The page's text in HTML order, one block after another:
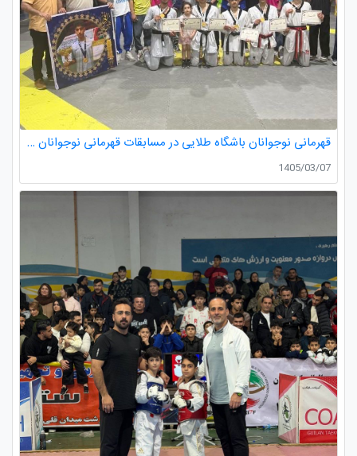
قهرمانی نوجوانان باشگاه طلایی در مسابقات قهرمانی نوجوانان تکواندو استان گیلان
1405/03/07